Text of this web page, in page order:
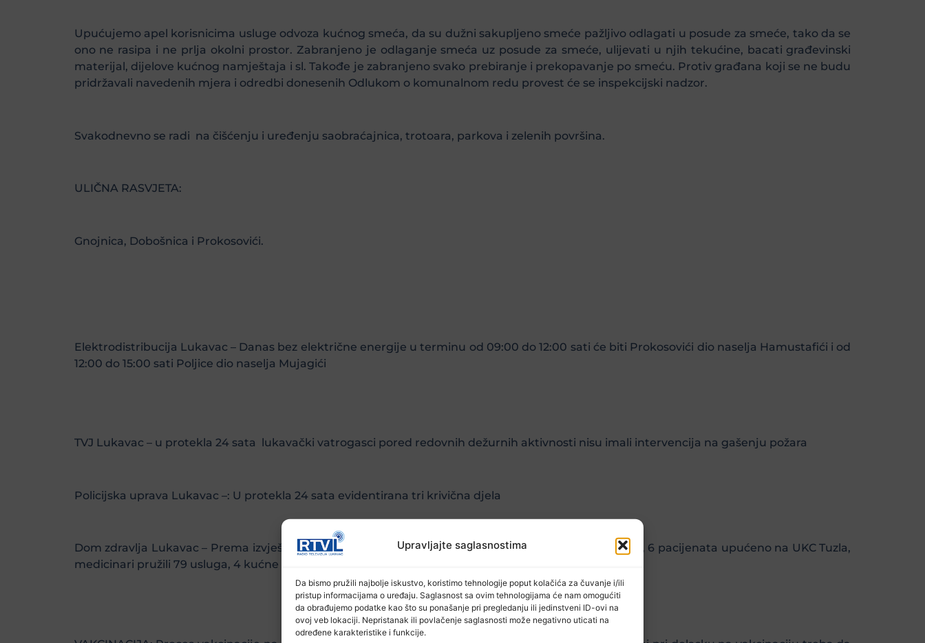
Upravljajte saglasnostima
Da bismo pružili najbolje iskustvo, koristimo tehnologije poput kolačića za čuvanje i/ili
pristup informacijama o uređaju. Saglasnost sa ovim tehnologijama će nam omogućiti
da obrađujemo podatke kao što su ponašanje pri pregledanju ili jedinstveni ID-ovi na
ovoj veb lokaciji. Nepristanak ili povlačenje saglasnosti može negativno uticati na
određene karakteristike i funkcije.
Upućujemo apel korisnicima usluge odvoza kućnog smeća, da su dužni sakupljeno smeće pažljivo odlagati u posude za smeće, tako da se
ono ne rasipa i ne prlja okolni prostor. Zabranjeno je odlaganje smeća uz posude za smeće, ulijevati u njih tekućine, bacati građevinski
materijal, dijelove kućnog namještaja i sl. Takođe je zabranjeno svako prebiranje i prekopavanje po smeću. Protiv građana koji se ne budu
pridržavali navedenih mjera i odredbi donesenih Odlukom o komunalnom redu provest će se inspekcijski nadzor.
Svakodnevno se radi na čišćenju i uređenju saobraćajnica, trotoara, parkova i zelenih površina.
ULIČNA RASVJETA:
Gnojnica, Dobošnica i Prokosovići.
Elektrodistribucija Lukavac – Danas bez električne energije u terminu od 09:00 do 12:00 sati će biti Prokosovići dio naselja Hamustafići i od
12:00 do 15:00 sati Poljice dio naselja Mujagići
TVJ Lukavac – u protekla 24 sata lukavački vatrogasci pored redovnih dežurnih aktivnosti nisu imali intervencija na gašenju požara
Policijska uprava Lukavac –: U protekla 24 sata evidentirana tri krivična djela
Dom zdravlja Lukavac – Prema izvještaju Hitne službe u protekla 24 sata ljekari su obavili 41 pregled, 6 pacijenata upućeno na UKC Tuzla,
medicinari pružili 79 usluga, 4 kućne posjete